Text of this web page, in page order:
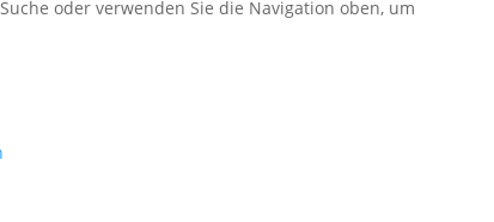
oder verwenden Sie die Navigation oben, um